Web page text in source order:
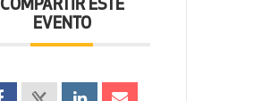
COMPARTIR ESTE
EVENTO